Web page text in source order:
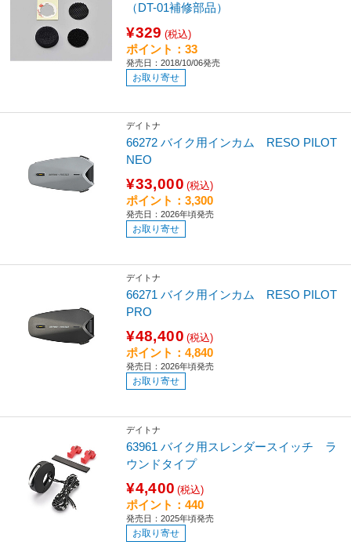
（DT-01補修部品）
¥329 (税込)
ポイント：33
発売日：2018/10/06発売
お取り寄せ
デイトナ
66272 バイク用インカム RESO PILOT
NEO
¥33,000 (税込)
ポイント：3,300
発売日：2026年頃発売
お取り寄せ
デイトナ
66271 バイク用インカム RESO PILOT
PRO
¥48,400 (税込)
ポイント：4,840
発売日：2026年頃発売
お取り寄せ
デイトナ
63961 バイク用スレンダースイッチ ラ
ウンドタイプ
¥4,400 (税込)
ポイント：440
発売日：2025年頃発売
お取り寄せ